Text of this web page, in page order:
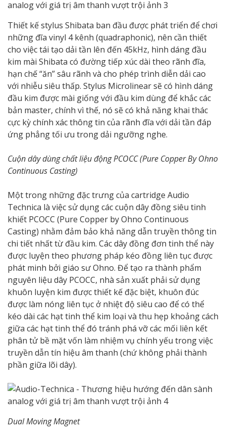
Thiết kế stylus Shibata ban đầu được phát triển để chơi
những đĩa vinyl 4 kênh (quadraphonic), nên cần thiết
cho việc tái tạo dải tần lên đến 45kHz, hình dáng đầu
kim mài Shibata có đường tiếp xúc dài theo rãnh đĩa,
hạn chế “ăn” sâu rãnh và cho phép trình diễn dải cao
với nhiễu siêu thấp. Stylus Microlinear sẽ có hình dáng
đầu kim được mài giống với đầu kim dùng để khắc các
bản master, chính vì thế, nó sẽ có khả năng khai thác
cực kỳ chính xác thông tin của rãnh đĩa với dải tần đáp
ứng phẳng tối ưu trong dải ngưỡng nghe.
Cuộn dây dùng chất liệu động PCOCC (Pure Copper By Ohno
Continuous Casting)
Một trong những đặc trưng của cartridge Audio
Technica là việc sử dụng các cuộn dây đồng siêu tinh
khiết PCOCC (Pure Copper by Ohno Continuous
Casting) nhằm đảm bảo khả năng dẫn truyền thông tin
chi tiết nhất từ đầu kim. Các dây đồng đơn tinh thể này
được luyện theo phương pháp kéo đồng liên tục được
phát minh bởi giáo sư Ohno. Để tạo ra thành phẩm
nguyên liệu dây PCOCC, nhà sản xuất phải sử dụng
khuôn luyện kim được thiết kế đặc biệt, khuôn đúc
được làm nóng liên tục ở nhiệt độ siêu cao để có thể
kéo dài các hạt tinh thể kim loại và thu hẹp khoảng cách
giữa các hạt tinh thể đó tránh phá vỡ các mối liên kết
phân tử bề mặt vốn làm nhiệm vụ chính yếu trong việc
truyền dẫn tín hiệu âm thanh (chứ không phải thành
phần giữa lõi dây).
Dual Moving Magnet